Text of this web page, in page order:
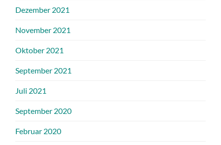
Dezember 2021
November 2021
Oktober 2021
September 2021
Juli 2021
September 2020
Februar 2020